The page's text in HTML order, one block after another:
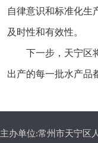
自律意识和标准化生
及时性和有效性。
下一步，天宁区
出产的每一批水产品
主办单位:常州市天宁区